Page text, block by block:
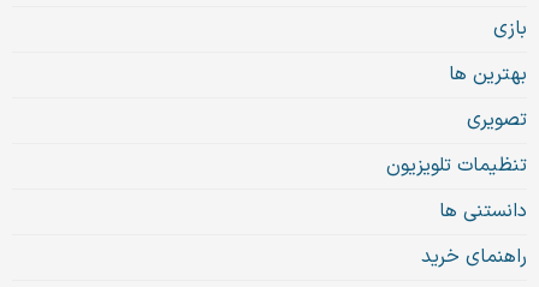
بازی
بهترین ها
تصویری
تنظیمات تلویزیون
دانستنی ها
راهنمای خرید